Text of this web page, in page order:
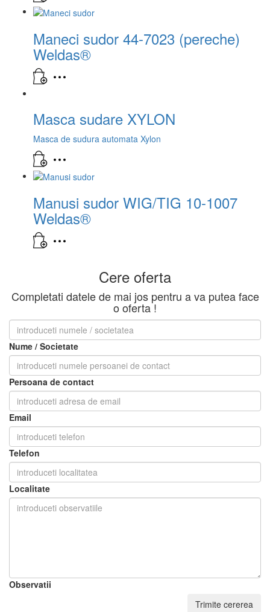
Maneci sudor 44-7023 (pereche)
Weldas®
Masca sudare XYLON
Masca de sudura automata Xylon
Manusi sudor WIG/TIG 10-1007
Weldas®
Cere oferta
Completati datele de mai jos pentru a va putea face
o oferta !
Nume / Societate
Persoana de contact
Email
Telefon
Localitate
Observatii
Trimite cererea